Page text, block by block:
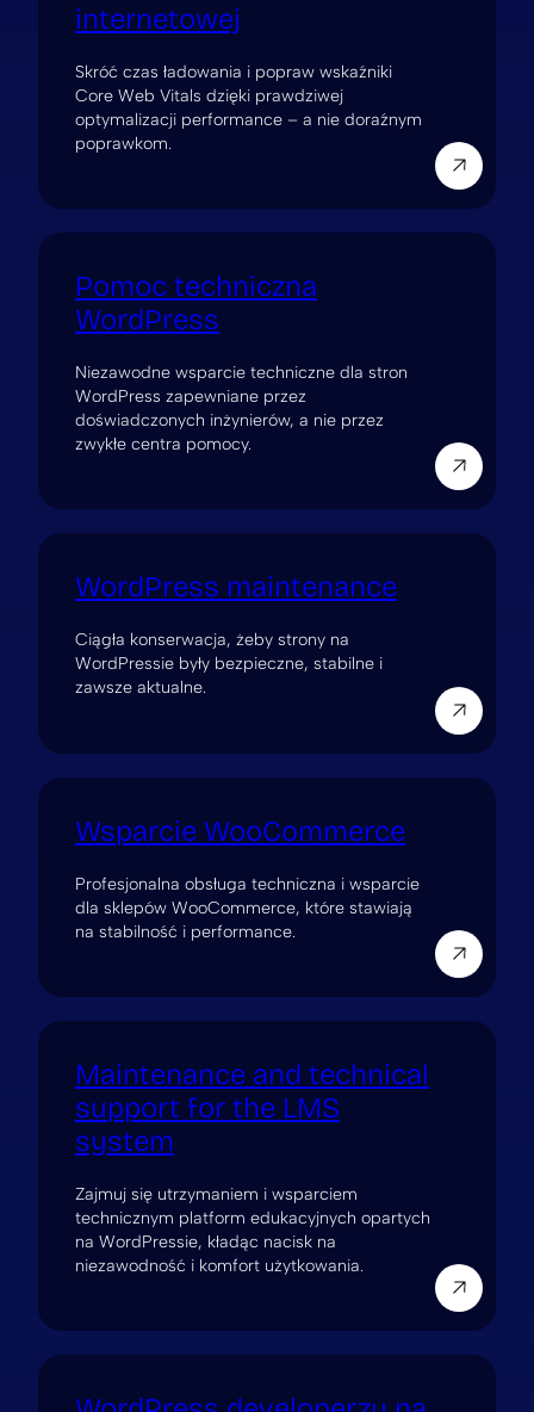
internetowej
Skróć czas ładowania i popraw wskaźniki
Core Web Vitals dzięki prawdziwej
optymalizacji performance – a nie doraźnym
poprawkom.
Pomoc techniczna
WordPress
Niezawodne wsparcie techniczne dla stron
WordPress zapewniane przez
doświadczonych inżynierów, a nie przez
zwykłe centra pomocy.
WordPress maintenance
Ciągła konserwacja, żeby strony na
WordPressie były bezpieczne, stabilne i
zawsze aktualne.
Wsparcie WooCommerce
Profesjonalna obsługa techniczna i wsparcie
dla sklepów WooCommerce, które stawiają
na stabilność i performance.
Maintenance and technical
support for the LMS
system
Zajmuj się utrzymaniem i wsparciem
technicznym platform edukacyjnych opartych
na WordPressie, kładąc nacisk na
niezawodność i komfort użytkowania.